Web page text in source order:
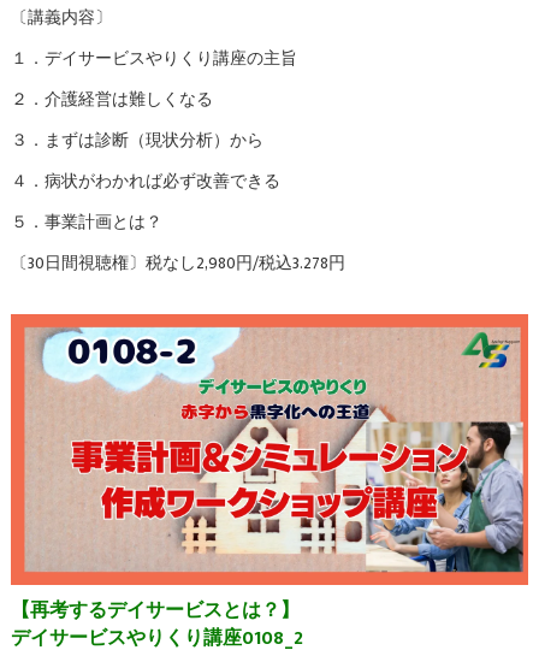
〔講義内容〕
１．デイサービスやりくり講座の主旨
２．介護経営は難しくなる
３．まずは診断（現状分析）から
４．病状がわかれば必ず改善できる
５．事業計画とは？
〔30日間視聴権〕税なし2,980円/税込3.278円
【再考するデイサービスとは？】
デイサービスやりくり講座0108_2